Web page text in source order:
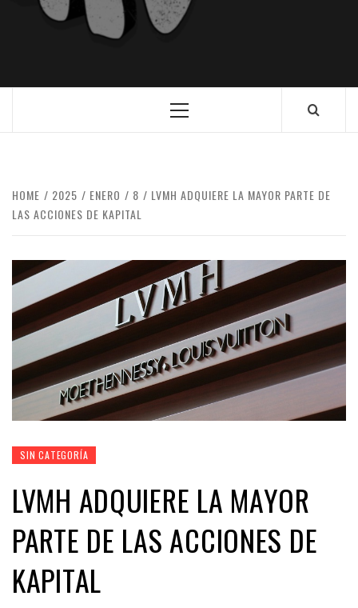
HOME 2025 ENERO 8
LVMH ADQUIERE LA MAYOR PARTE DE
LAS ACCIONES DE KAPITAL
SIN CATEGORÍA
LVMH ADQUIERE LA MAYOR
PARTE DE LAS ACCIONES DE
KAPITAL